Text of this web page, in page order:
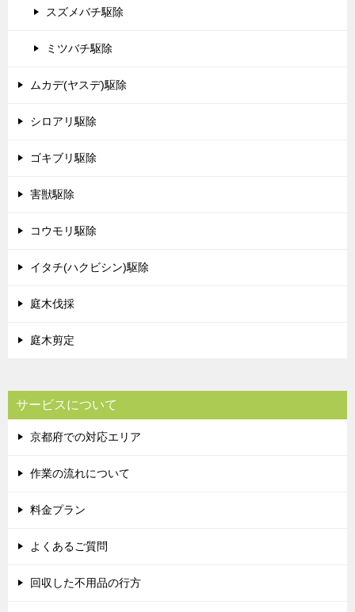
スズメバチ駆除
ミツバチ駆除
ムカデ(ヤスデ)駆除
シロアリ駆除
ゴキブリ駆除
害獣駆除
コウモリ駆除
イタチ(ハクビシン)駆除
庭木伐採
庭木剪定
サービスについて
京都府での対応エリア
作業の流れについて
料金プラン
よくあるご質問
回収した不用品の行方